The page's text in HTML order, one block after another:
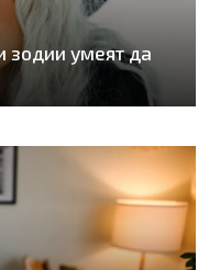
зодии умеят да